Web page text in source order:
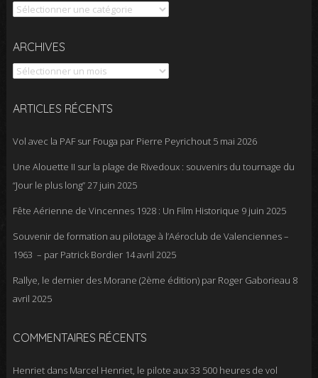
Catégories
ARCHIVES
Archives
ARTICLES RÉCENTS
Vol avec la PAF sur Fouga par Pierre Peyrichout 5 mai 2026
Une Alouette II sur la plage de Rivedoux : souvenirs du tournage du
“Jour le plus long”27 juin 2025
Fête Aérienne de Vincennes 1928 : Un Film Historique 9 juin 2025
Souvenir de formation au pilotage à l’Aéroclub de Valenciennes –
1963 – par Patrick Bordier 14 avril 2025
Rallye, le dernier des Morane (2ème édition) par Roger Gaborieau 8
avril 2025
COMMENTAIRES RÉCENTS
Henrietdans Marcel Henriet, le pilote aux 33 500 heures de vol